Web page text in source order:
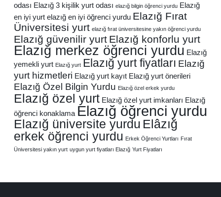
odası Elazığ 3 kişilik yurt odası elazığ bilgin öğrenci yurdu Elazığ
en iyi yurt elazığ en iyi öğrenci yurdu Elazığ Fırat
Üniversitesi yurt elazığ fırat üniversitesine yakın öğrenci yurdu
Elazığ güvenilir yurt Elazığ konforlu yurt
Elazığ merkez öğrenci yurdu Elazığ
yemekli yurt Elazığ yurt Elazığ yurt fiyatları Elazığ
yurt hizmetleri Elazığ yurt kayıt Elazığ yurt önerileri
Elazığ Özel Bilgin Yurdu Elazığ özel erkek yurdu
Elazığ özel yurt Elazığ özel yurt imkanları Elazığ
öğrenci konaklama Elazığ öğrenci yurdu
Elazığ üniversite yurdu Elâzığ
erkek öğrenci yurdu Erkek Öğrenci Yurtları Fırat
Üniversitesi yakın yurt uygun yurt fiyatları Elazığ Yurt Fiyatları